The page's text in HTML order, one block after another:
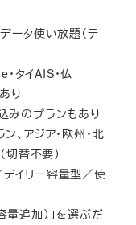
ータ使い放題（テ
タイAIS・仏
り
みのプランもあり
、アジア・欧州・北
切替不要）
イリー容量型／使
量追加）」を選ぶだ